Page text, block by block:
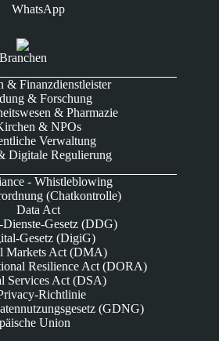
WhatsApp
Branchen
& Finanzdienstleister
& Forschung
& Pharmazie
& NPOs
Verwaltung
Digitale Regulierung
- Whistleblowing
(Chatkontrolle)
Data Act
Gesetz (DDG)
Gesetz (DigiG)
Markets Act (DMA)
Resilience Act (DORA)
Services Act (DSA)
Richtlinie
(GDNG)
Union